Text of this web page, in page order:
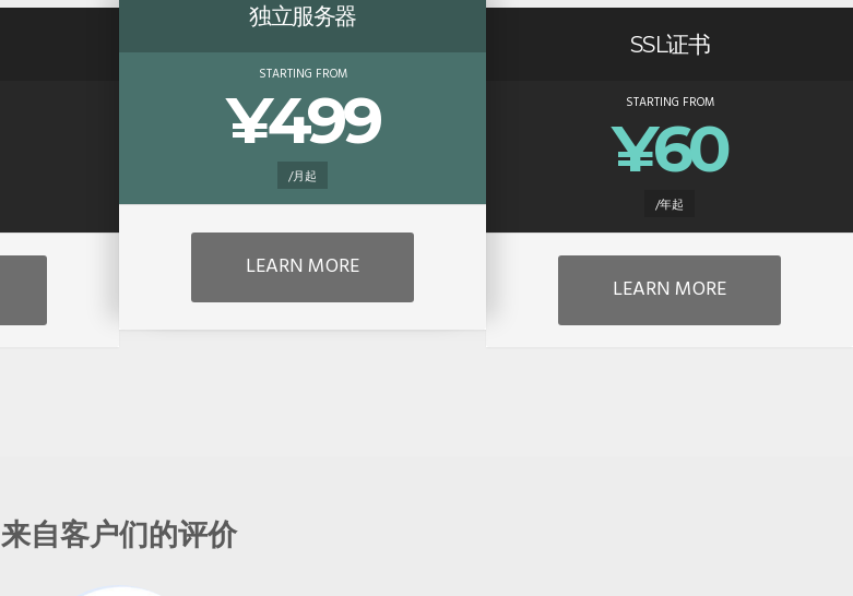
独立服务器
STARTING FROM
¥499
/月起
LEARN MORE
SSL证书
STARTING FROM
¥60
/年起
LEARN MORE
来自客户们的评价